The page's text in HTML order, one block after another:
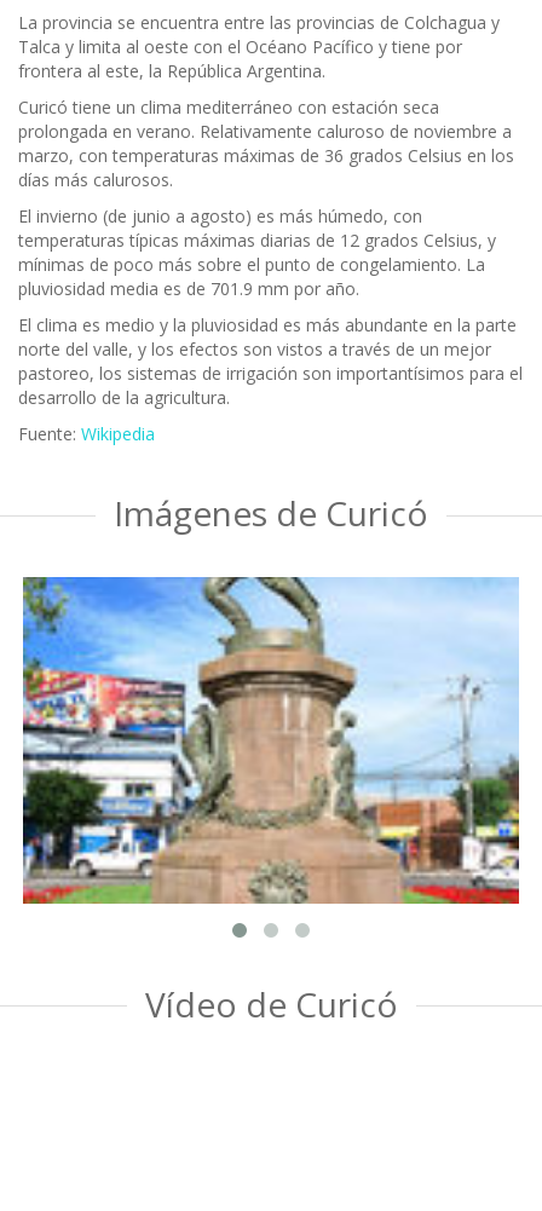
La provincia se encuentra entre las provincias de Colchagua y
Talca y limita al oeste con el Océano Pacífico y tiene por
frontera al este, la República Argentina.
Curicó tiene un clima mediterráneo con estación seca
prolongada en verano. Relativamente caluroso de noviembre a
marzo, con temperaturas máximas de 36 grados Celsius en los
días más calurosos.
El invierno (de junio a agosto) es más húmedo, con
temperaturas típicas máximas diarias de 12 grados Celsius, y
mínimas de poco más sobre el punto de congelamiento. La
pluviosidad media es de 701.9 mm por año.
El clima es medio y la pluviosidad es más abundante en la parte
norte del valle, y los efectos son vistos a través de un mejor
pastoreo, los sistemas de irrigación son importantísimos para el
desarrollo de la agricultura.
Fuente: Wikipedia
Imágenes de Curicó
Vídeo de Curicó